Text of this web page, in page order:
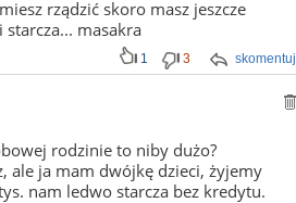
rządzić skoro masz jeszcze
masakra
skomentuj
1 3
rodzinie to niby dużo?
ale ja mam dwójkę dzieci, żyjemy
nam ledwo starcza bez kredytu.